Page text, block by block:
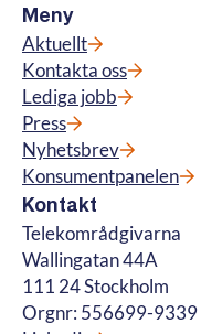
Meny
Aktuellt
Kontakta oss
Lediga jobb
Press
Nyhetsbrev
Konsumentpanelen
Kontakt
Telekområdgivarna
Wallingatan 44A
111 24 Stockholm
Orgnr: 556699-9339